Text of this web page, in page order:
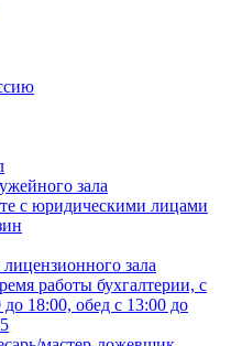
зала
с юридическими лицами
зала
работы бухгалтерии, с
18:00, обед с 13:00 до